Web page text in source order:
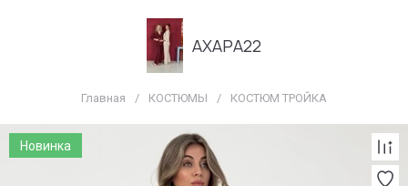
АХАРА22
Главная / КОСТЮМЫ / КОСТЮМ ТРОЙКА
Новинка